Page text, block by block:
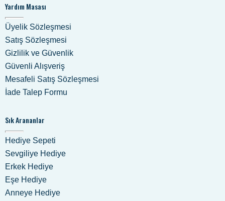
Yardım Masası
Üyelik Sözleşmesi
Satış Sözleşmesi
Gizlilik ve Güvenlik
Güvenli Alışveriş
Mesafeli Satış Sözleşmesi
İade Talep Formu
Sık Arananlar
Hediye Sepeti
Sevgiliye Hediye
Erkek Hediye
Eşe Hediye
Anneye Hediye